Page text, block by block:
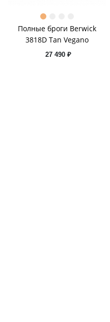
Полные броги Berwick
3818D Tan Vegano
27 490 ₽